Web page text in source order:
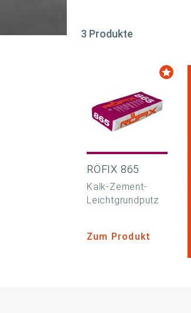
3 Produkte
RÖFIX 865
Kalk-Zement-
Leichtgrundputz
Zum Produkt